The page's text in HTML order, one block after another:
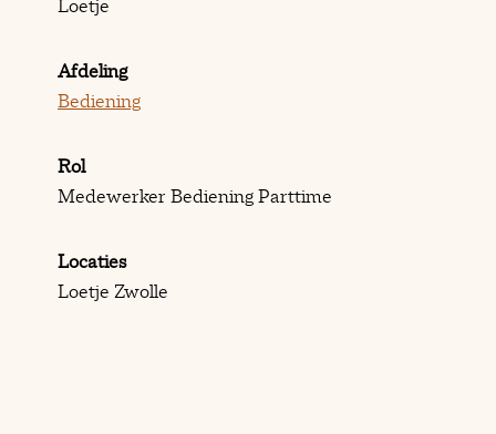
Loetje
Afdeling
Bediening
Rol
Medewerker Bediening Parttime
Locaties
Loetje Zwolle